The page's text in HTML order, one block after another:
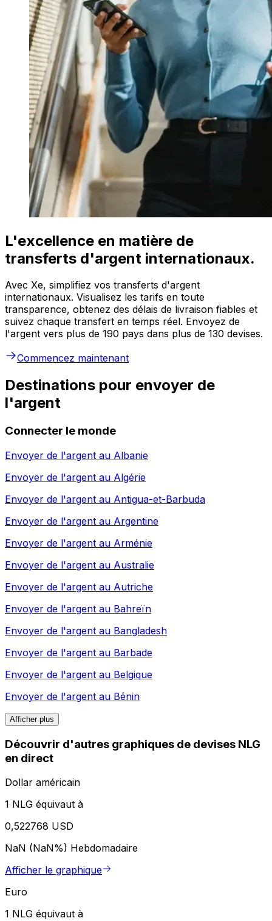
L'excellence en matière de
transferts d'argent internationaux.
Avec Xe, simplifiez vos transferts d'argent
internationaux. Visualisez les tarifs en toute
transparence, obtenez des délais de livraison fiables et
suivez chaque transfert en temps réel. Envoyez de
l'argent vers plus de 190 pays dans plus de 130 devises.
Commencez maintenant
Destinations pour envoyer de
l'argent
Connecter le monde
Envoyer de l'argent au Albanie
Envoyer de l'argent au Algérie
Envoyer de l'argent au Antigua-et-Barbuda
Envoyer de l'argent au Argentine
Envoyer de l'argent au Arménie
Envoyer de l'argent au Australie
Envoyer de l'argent au Autriche
Envoyer de l'argent au Bahreïn
Envoyer de l'argent au Bangladesh
Envoyer de l'argent au Barbade
Envoyer de l'argent au Belgique
Envoyer de l'argent au Bénin
Afficher plus
Découvrir d'autres graphiques de devises NLG
en direct
Dollar américain
1 NLG équivaut à
0,522768 USD
NaN (NaN%) Hebdomadaire
Afficher le graphique
Euro
1 NLG équivaut à